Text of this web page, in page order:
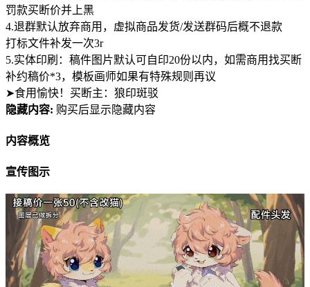
罚款买断价并上黑
4.退群默认放弃商用，虚拟商品发货/发送群码后概不退款
打标文件补发一次3r
5.实体印刷：稿件图片默认可自印20份以内，如需商用找买断
补约稿价*3，模板画师如果有特殊规则再议
➤食用愉快！买断主：狼印斑驳
隐藏内容: 购买后显示隐藏内容
内容概览
宣传图示